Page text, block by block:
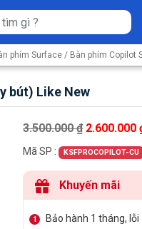
phím Surface / Bàn phím Copilot
bút) Like New
3.500.000₫ Giá gốc là:
2.600.000
Mã SP : KSFPROCOPILOT-CU
Khuyến mãi
1 Bảo hành 1 tháng, lỗi